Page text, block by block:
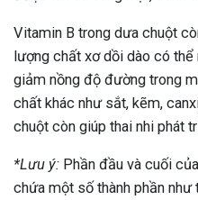
Vitamin B trong dưa chuột
lượng chất xơ dồi dào có thể
giảm nồng độ đường trong
chất khác như sắt, kẽm,
chuột còn giúp thai nhi phát
*Lưu ý: Phần đầu và cuối
chứa một số thành phần